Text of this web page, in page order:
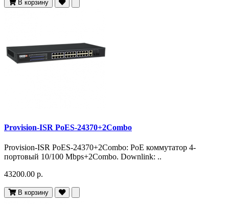
В корзину
Provision-ISR PoES-24370+2Combo
Provision-ISR PoES-24370+2Combo: PoE коммутатор 4-
портовый 10/100 Mbps+2Combo. Downlink: ..
43200.00 р.
В корзину